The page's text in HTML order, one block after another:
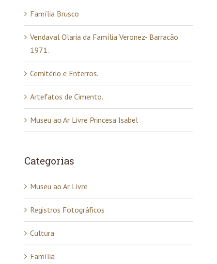
Família Brusco
Vendaval Olaria da Família Veronez- Barracão
1971.
Cemitério e Enterros.
Artefatos de Cimento.
Museu ao Ar Livre Princesa Isabel
Categorias
Museu ao Ar Livre
Registros Fotográficos
Cultura
Família